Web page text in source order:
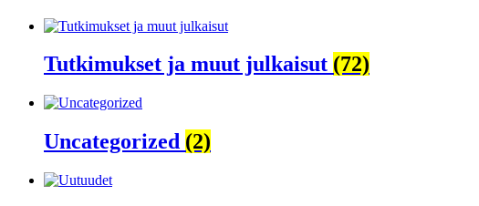
Tutkimukset ja muut julkaisut (72)
Uncategorized (2)